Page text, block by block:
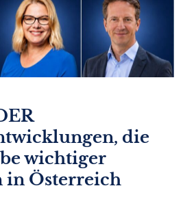
die
wichtiger
in Österreich